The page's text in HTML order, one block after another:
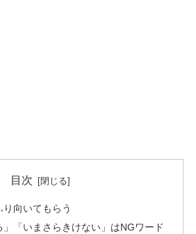
目次
向いてもらう
」「いまさらきけない」はNGワード